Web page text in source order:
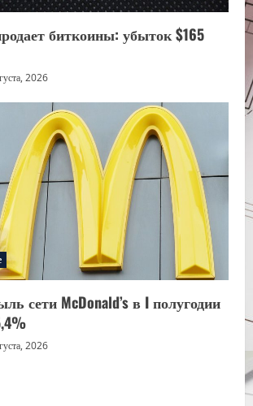
биткоины: убыток $165
2026
сети McDonald’s в I полугодии
2026